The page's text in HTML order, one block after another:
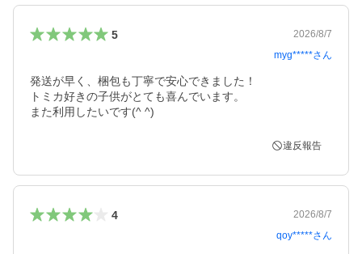
5
2026/8/7
myg*****さん
発送が早く、梱包も丁寧で安心できました！
トミカ好きの子供がとても喜んでいます。
また利用したいです(^ ^)
違反報告
4
2026/8/7
qoy*****さん